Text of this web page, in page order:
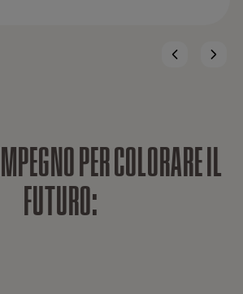
MPEGNOPERCOLORAREIL
FUTURO: